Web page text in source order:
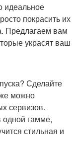
идеальное
покрасить их
Предлагаем вам
украсят ваш
Сделайте
можно
сервизов.
одной гамме,
стильная и